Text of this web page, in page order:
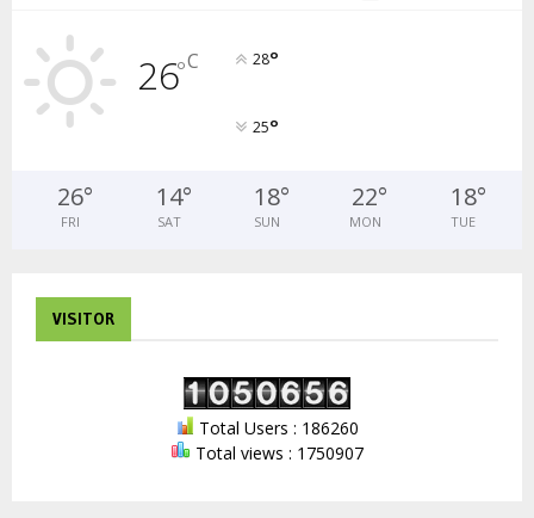
26°C 28°
25°
26°
FRI
14°
SAT
18°
SUN
22°
MON
18°
TUE
VISITOR
Total Users : 186260
Total views : 1750907